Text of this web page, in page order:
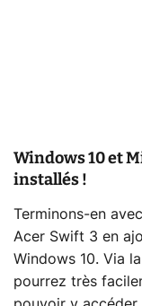
Windows 10 et
installés !
Terminons-en
Acer Swift 3 en
Windows 10. Via
pourrez très